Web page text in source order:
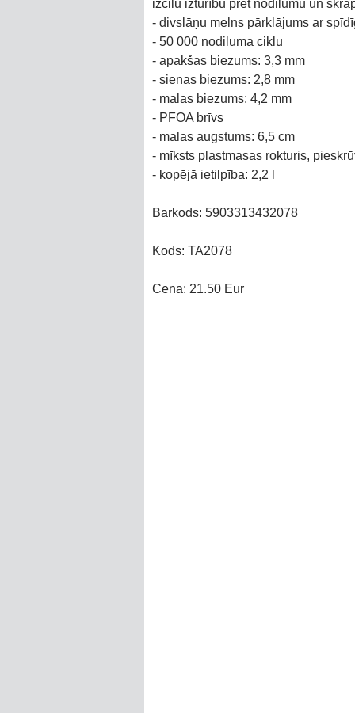
izcilu izturību pret nodilumu un
- divslāņu melns pārklājums ar
- 50 000 nodiluma ciklu
- apakšas biezums: 3,3 mm
- sienas biezums: 2,8 mm
- malas biezums: 4,2 mm
- PFOA brīvs
- malas augstums: 6,5 cm
- mīksts plastmasas rokturis,
- kopējā ietilpība: 2,2 l
Barkods: 5903313432078
Kods: TA2078
Cena: 21.50 Eur